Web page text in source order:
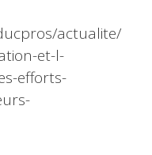
actualite/
et-l-
efforts-